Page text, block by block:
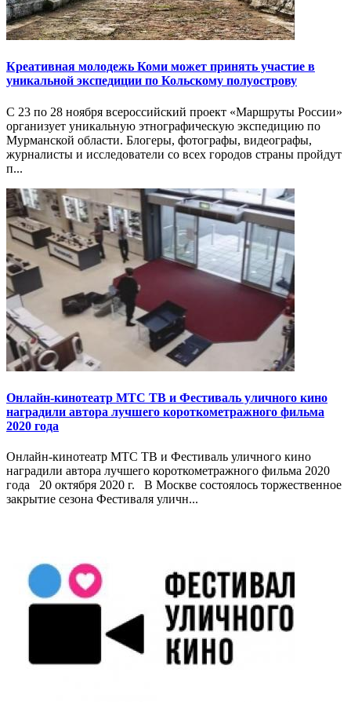
Креативная молодежь Коми может принять участие в
уникальной экспедиции по Кольскому полуострову
С 23 по 28 ноября всероссийский проект «Маршруты России»
организует уникальную этнографическую экспедицию по
Мурманской области. Блогеры, фотографы, видеографы,
журналисты и исследователи со всех городов страны пройдут
п...
Онлайн-кинотеатр МТС ТВ и Фестиваль уличного кино
наградили автора лучшего короткометражного фильма
2020 года
Онлайн-кинотеатр МТС ТВ и Фестиваль уличного кино
наградили автора лучшего короткометражного фильма 2020
года 20 октября 2020 г. В Москве состоялось торжественное
закрытие сезона Фестиваля уличн...